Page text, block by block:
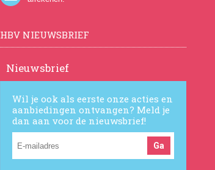
HBV NIEUWSBRIEF
Nieuwsbrief
Wil je ook als eerste onze acties en
aanbiedingen ontvangen? Meld je
dan aan voor de nieuwsbrief!
Ga